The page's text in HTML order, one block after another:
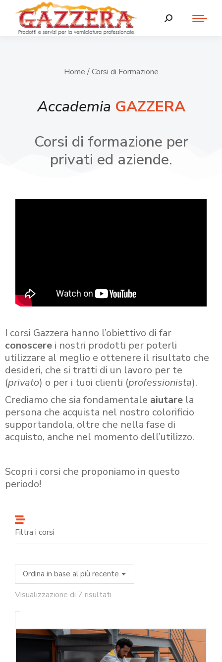
Home / Corsi di Formazione
Accademia GAZZERA
Corsi di formazione per
privati ed aziende.
I corsi Gazzera hanno l’obiettivo di far
conoscere i nostri prodotti per poterli
utilizzare al meglio e ottenere il risultato che
desideri, che si tratti di un lavoro per te
(privato) o per i tuoi clienti (professionista).
Crediamo che sia fondamentale aiutare la
persona che acquista nel nostro colorificio
supportandola, oltre che nella fase di
acquisto, anche nel momento dell’utilizzo.
Scopri i corsi che proponiamo in questo
periodo!
Filtra i corsi
Visualizzazione di 7 risultati